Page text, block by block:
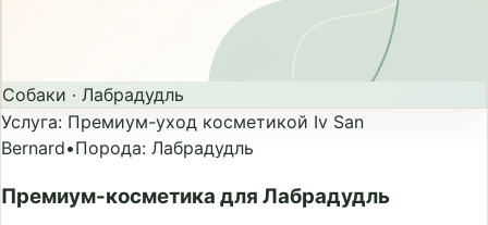
Собаки · Лабрадудль
Услуга: Премиум-уход косметикой Iv San
Bernard•Порода: Лабрадудль
Премиум-косметика для Лабрадудль